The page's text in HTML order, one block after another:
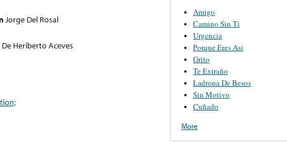
Jorge Del Rosal
Heriberto Aceves
Amigo
Camino Sin Ti
Urgencia
Porque Eres Asi
Grito
Te Extraño
Ladrona De Besos
Sin Motivo
Cuñado
More